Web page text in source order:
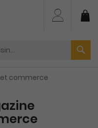
contenu
et commerce